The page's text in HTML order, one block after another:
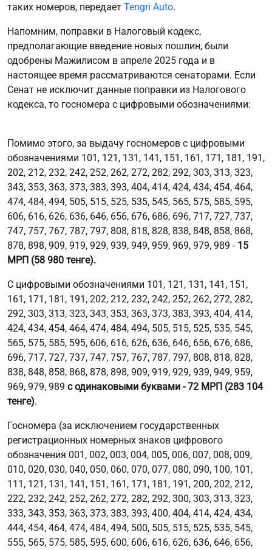
таких номеров, передает Tengri Auto.
Напомним, поправки в Налоговый кодекс,
предполагающие введение новых пошлин, были
одобрены Мажилисом в апреле 2025 года и в
настоящее время рассматриваются сенаторами. Если
Сенат не исключит данные поправки из Налогового
кодекса, то госномера с цифровыми обозначениями:
Помимо этого, за выдачу госномеров с цифровыми
обозначениями 101, 121, 131, 141, 151, 161, 171, 181, 191,
202, 212, 232, 242, 252, 262, 272, 282, 292, 303, 313, 323,
343, 353, 363, 373, 383, 393, 404, 414, 424, 434, 454, 464,
474, 484, 494, 505, 515, 525, 535, 545, 565, 575, 585, 595,
606, 616, 626, 636, 646, 656, 676, 686, 696, 717, 727, 737,
747, 757, 767, 787, 797, 808, 818, 828, 838, 848, 858, 868,
878, 898, 909, 919, 929, 939, 949, 959, 969, 979, 989 - 15
МРП (58 980 тенге).
С цифровыми обозначениями 101, 121, 131, 141, 151,
161, 171, 181, 191, 202, 212, 232, 242, 252, 262, 272, 282,
292, 303, 313, 323, 343, 353, 363, 373, 383, 393, 404, 414,
424, 434, 454, 464, 474, 484, 494, 505, 515, 525, 535, 545,
565, 575, 585, 595, 606, 616, 626, 636, 646, 656, 676, 686,
696, 717, 727, 737, 747, 757, 767, 787, 797, 808, 818, 828,
838, 848, 858, 868, 878, 898, 909, 919, 929, 939, 949, 959,
969, 979, 989 с одинаковыми буквами - 72 МРП (283 104
тенге).
Госномера (за исключением государственных
регистрационных номерных знаков цифрового
обозначения 001, 002, 003, 004, 005, 006, 007, 008, 009,
010, 020, 030, 040, 050, 060, 070, 077, 080, 090, 100, 101,
111, 121, 131, 141, 151, 161, 171, 181, 191, 200, 202, 212,
222, 232, 242, 252, 262, 272, 282, 292, 300, 303, 313, 323,
333, 343, 353, 363, 373, 383, 393, 400, 404, 414, 424, 434,
444, 454, 464, 474, 484, 494, 500, 505, 515, 525, 535, 545,
555, 565, 575, 585, 595, 600, 606, 616, 626, 636, 646, 656,